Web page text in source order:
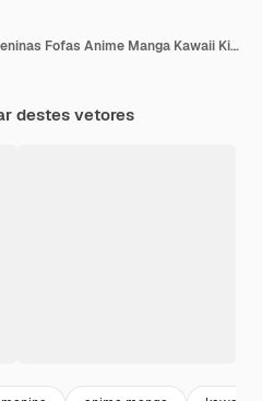
Desenhos para Colorir Meninas Fofas Anime Manga Kawaii Kids
destes vetores